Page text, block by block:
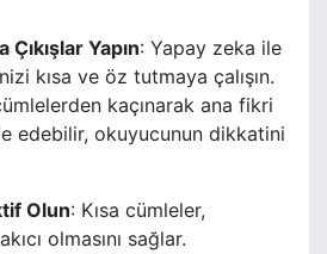
Çıkışlar Yapın: Yapay zeka ile
kısa ve öz tutmaya çalışın.
kaçınarak ana fikri
edebilir, okuyucunun dikkatini
Olun: Kısa cümleler,
olmasını sağlar.